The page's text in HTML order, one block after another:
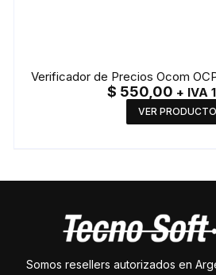
Verificador de Precios Ocom
$ 550,00 + IVA
VER PRODUCTO
Somos resellers autorizados en